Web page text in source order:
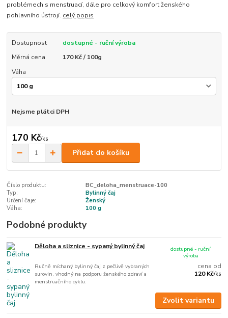
problémech s menstruací, dále pro celkový komfort ženského
pohlavního ústrojí. celý popis
Dostupnost
dostupné - ruční výroba
Měrná cena
170 Kč / 100g
Váha
Nejsme plátci DPH
170 Kč/ks
Přidat do košíku
Číslo produktu:
BC_deloha_menstruace-100
Typ:
Bylinný čaj
Určení čaje:
Ženský
Váha:
100 g
Podobné produkty
Děloha a sliznice - sypaný bylinný čaj
Ručně míchaný bylinný čaj z pečlivě vybraných
surovin, vhodný na podporu ženského zdraví a
menstruačního cyklu.
cena od
120 Kč/ks
dostupné - ruční
výroba
Zvolit variantu